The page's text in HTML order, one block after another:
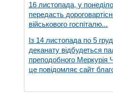
16 листопада, у
передасть
військового госпіталю...
Із 14 листопада по 5
деканату відбудеться
преподобного Меркурія
це повідомляє сайт